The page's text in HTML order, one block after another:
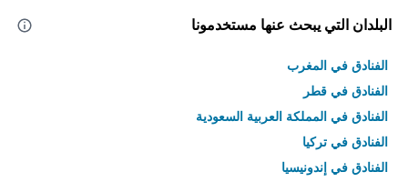
البلدان التي يبحث عنها مستخدمونا
الفنادق في المغرب
الفنادق في قطر
الفنادق في المملكة العربية السعودية
الفنادق في تركيا
الفنادق في إندونيسيا